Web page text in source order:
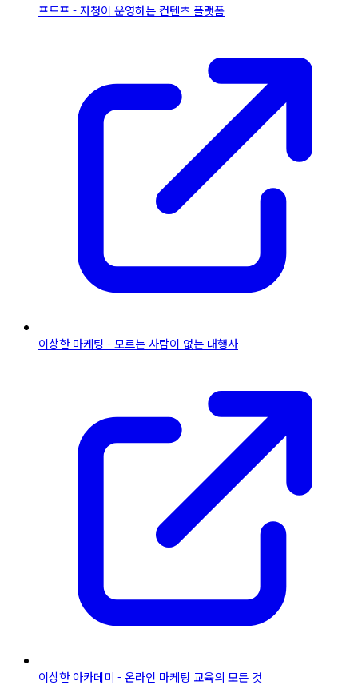
프드프 - 자청이 운영하는 컨텐츠 플랫폼
이상한 마케팅 - 모르는 사람이 없는 대행사
이상한 아카데미 - 온라인 마케팅 교육의 모든 것